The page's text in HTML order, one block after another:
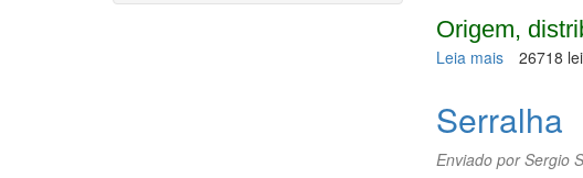
Origem,
Leia maissobre
26718
Serralha
Enviado porSergio